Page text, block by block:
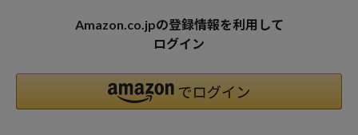
Amazon.co.jpの登録情報を利用して
ログイン